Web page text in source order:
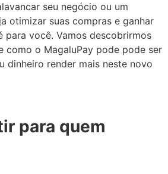
seu negócio ou um
otimizar suas compras e ganhar
para você. Vamos descobrirmos
como o MagaluPay pode pode ser
dinheiro render mais neste novo
para quem